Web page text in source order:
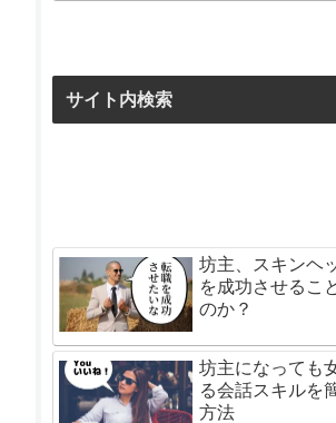
サイト内検索
坊主、スキンヘ
を成功させるこ
のか？
坊主になっても
る会話スキルを
方法